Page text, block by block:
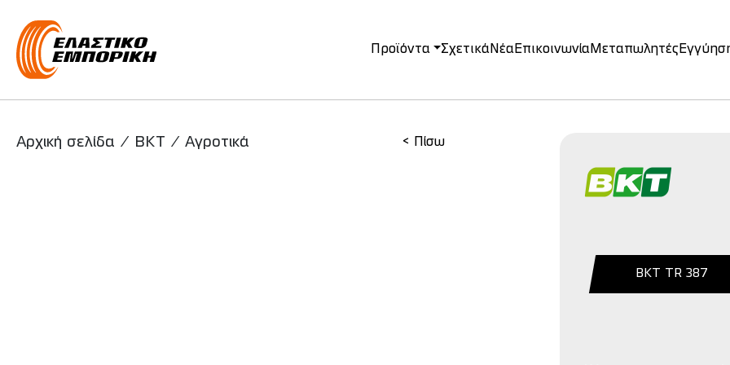
Main Navigation
Προϊόντα Σχετικά Νέα Επικοινωνία Μεταπωλητές
Αρχική σελίδα / BKT / Αγροτικά < Πίσω
BKT TR 387